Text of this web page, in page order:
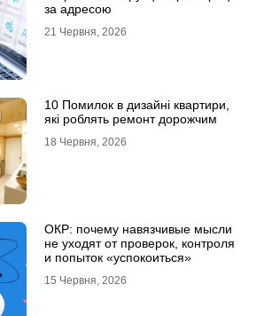
за адресою
21 Червня, 2026
10 Помилок в дизайні квартири,
які роблять ремонт дорожчим
18 Червня, 2026
ОКР: почему навязчивые мысли
не уходят от проверок, контроля
и попыток «успокоиться»
15 Червня, 2026